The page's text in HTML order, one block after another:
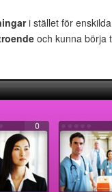
i stället för
och kunna börja